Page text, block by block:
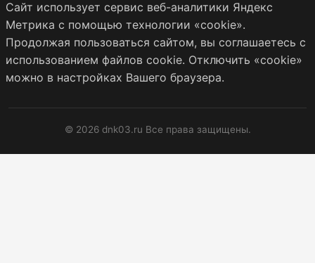
Сайт использует сервис веб-аналитики Яндекс
Метрика с помощью технологии «cookie».
Продолжая пользоваться сайтом, вы соглашаетесь с
использованием файлов cookie. Отключить «cookie»
можно в настройках Вашего браузера.
© 2026 dnk03.ru Все права защищены.